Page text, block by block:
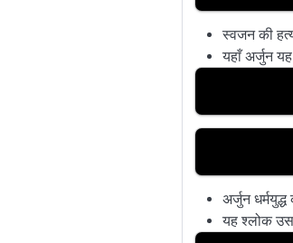
स्वजन की
यहाँ अर्जुन
अर्जुन
यह श्लोक उस